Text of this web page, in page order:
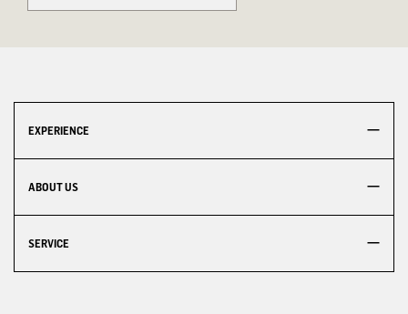
EXPERIENCE
ABOUT US
SERVICE